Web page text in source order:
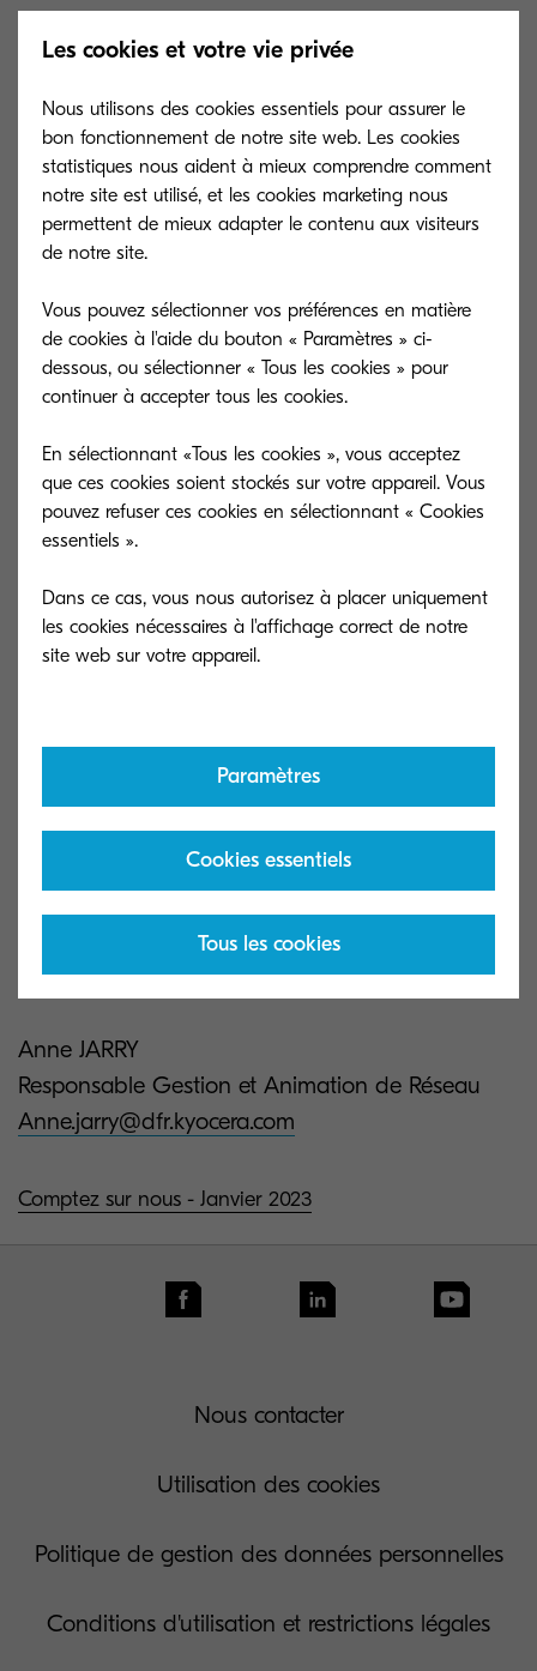
Un grand bravo à tous les gagnants ! Voici la
liste des 24 gagnants de l’année 2022.
Nous vous donnons rendez-vous en décembre
2023 pour la prochaine édition ...
de la société ABR qui remporte la case du 24
décembre !
copie et de numérisation sans fil dans un design
domicile ou pour les petits groupes de travail !
En savoir plus,cliquez-ici
Anne JARRY
Responsable Gestion et Animation de Réseau
Anne.jarry@dfr.kyocera.com
Comptez sur nous - Janvier 2023
Nous contacter
Utilisation des cookies
Politique de gestion des données personnelles
Conditions d'utilisation et restrictions légales
Les cookies et votre vie privée
Nous utilisons des cookies essentiels pour assurer le
bon fonctionnement de notre site web. Les cookies
statistiques nous aident à mieux comprendre comment
notre site est utilisé, et les cookies marketing nous
permettent de mieux adapter le contenu aux visiteurs
de notre site.
Vous pouvez sélectionner vos préférences en matière
de cookies à l'aide du bouton « Paramètres » ci-
dessous, ou sélectionner « Tous les cookies » pour
continuer à accepter tous les cookies.
En sélectionnant «Tous les cookies », vous acceptez
que ces cookies soient stockés sur votre appareil. Vous
pouvez refuser ces cookies en sélectionnant « Cookies
essentiels ».
Dans ce cas, vous nous autorisez à placer uniquement
les cookies nécessaires à l'affichage correct de notre
Paramètres
Cookies essentiels
Tous les cookies